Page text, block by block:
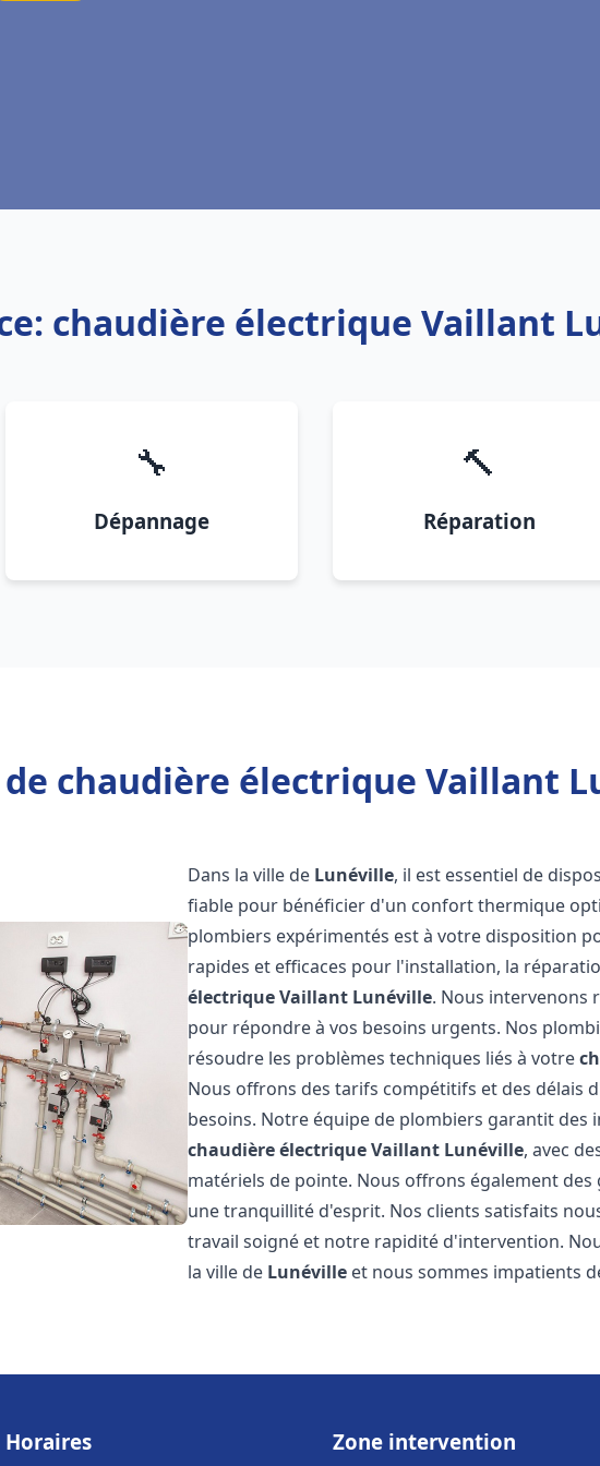
chaudière électrique Vaillant
🔧
Dépannage
🔨
Réparation
chaudière électrique Vaillant
Dans la ville de Lunéville, il est essentiel de
fiable pour bénéficier d'un confort thermique
plombiers expérimentés est à votre disposition
rapides et efficaces pour l'installation, la
électrique Vaillant Lunéville. Nous intervenons
pour répondre à vos besoins urgents. Nos
résoudre les problèmes techniques liés à votre
Nous offrons des tarifs compétitifs et des délais
besoins. Notre équipe de plombiers garantit
chaudière électrique Vaillant Lunéville, avec
matériels de pointe. Nous offrons également
une tranquillité d'esprit. Nos clients satisfaits
travail soigné et notre rapidité d'intervention.
la ville de Lunéville et nous sommes impatients
Horaires Zone intervention